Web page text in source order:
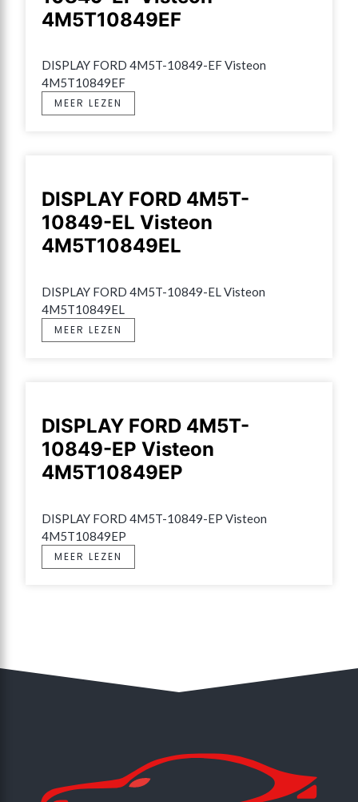
4M5T10849EF
DISPLAY FORD 4M5T-10849-EF Visteon
4M5T10849EF
MEER LEZEN
DISPLAY FORD 4M5T-
10849-EL Visteon
4M5T10849EL
DISPLAY FORD 4M5T-10849-EL Visteon
4M5T10849EL
MEER LEZEN
DISPLAY FORD 4M5T-
10849-EP Visteon
4M5T10849EP
DISPLAY FORD 4M5T-10849-EP Visteon
4M5T10849EP
MEER LEZEN